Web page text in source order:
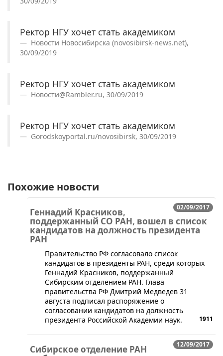
Ректор НГУ хочет стать академиком
Новости Новосибирска (novosibirsk-news.net),
30/09/2019
Ректор НГУ хочет стать академиком
Новости@Rambler.ru, 30/09/2019
Ректор НГУ хочет стать академиком
Gorodskoyportal.ru/novosibirsk, 30/09/2019
Похожие новости
02/09/2017
Геннадий Красников,
поддержанный СО РАН, вошел в список
кандидатов на должность президента
РАН
Правительство РФ согласовало список
кандидатов в президенты РАН, среди которых
Геннадий Красников, поддержанный
Сибирским отделением РАН. Глава
правительства РФ Дмитрий Медведев 31
августа подписал распоряжение о
согласовании кандидатов на должность
президента Российской Академии наук.
1911
12/09/2017
Сибирское отделение РАН